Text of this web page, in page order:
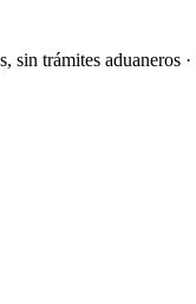
sin trámites